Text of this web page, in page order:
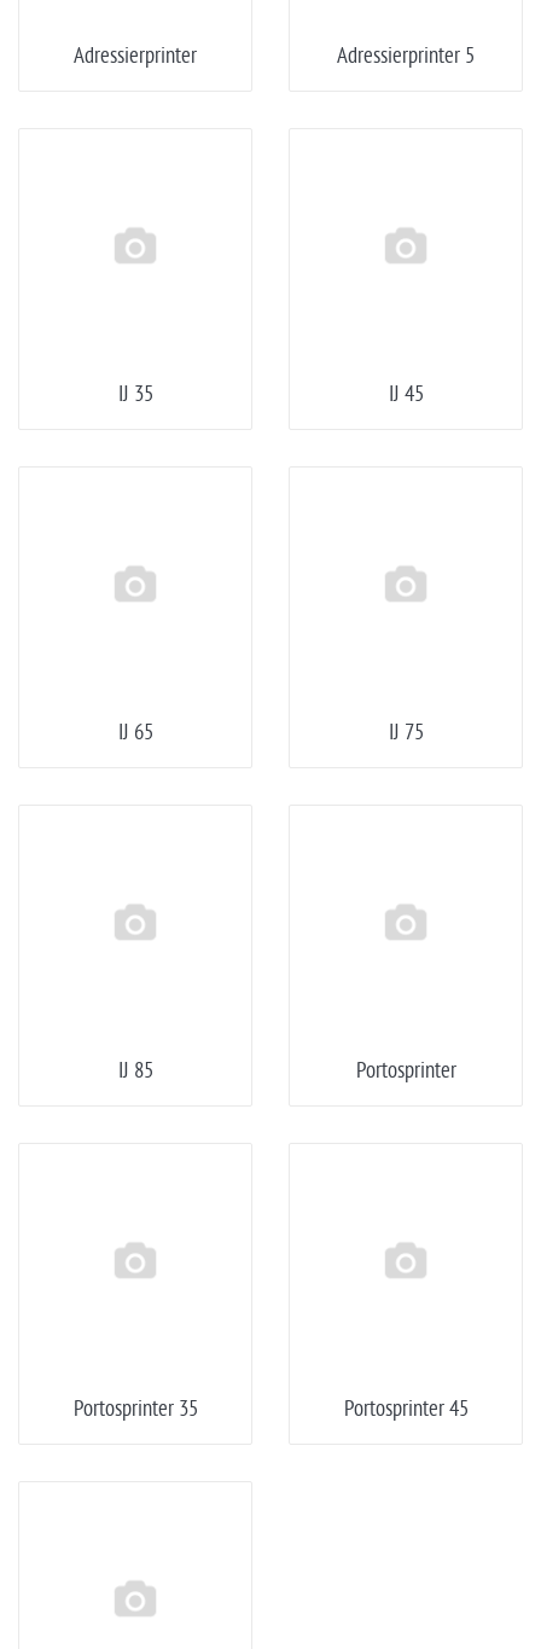
Adressierprinter Adressierprinter 5
IJ 35 IJ 45
IJ 65 IJ 75
IJ 85 Portosprinter
Portosprinter 35 Portosprinter 45